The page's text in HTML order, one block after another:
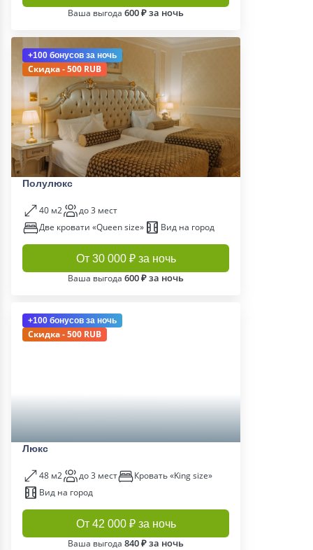
Ваша выгода 600 ₽ за ночь
+100 бонусов за ночь
Скидка - 500 RUB
Полулюкс
40 м2
до 3 мест
Две кровати «Queen size»
Вид на город
От 30 000 ₽ за ночь
Ваша выгода 600 ₽ за ночь
+100 бонусов за ночь
Скидка - 500 RUB
Люкс
48 м2 до 3 мест
Кровать «King size»
Вид на город
От 42 000 ₽ за ночь
Ваша выгода 840 ₽ за ночь